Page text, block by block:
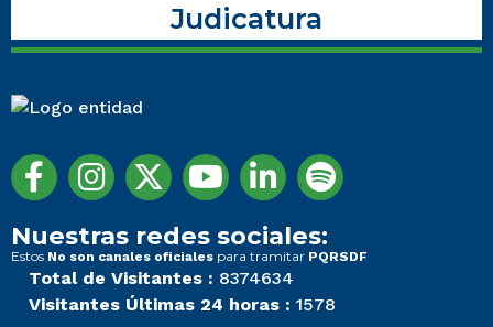
Judicatura
Nuestras redes sociales:
Estos No son canales oficiales para tramitar PQRSDF
Total de Visitantes : 8374634
Visitantes Últimas 24 horas : 1578